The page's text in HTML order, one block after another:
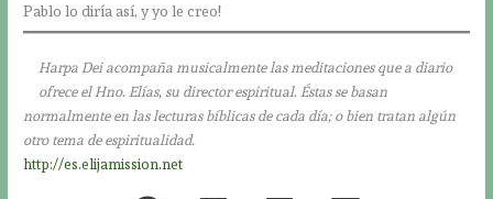
Pablo lo diría así, y yo le creo!
Harpa Dei acompaña musicalmente las meditaciones que a diario
ofrece el Hno. Elías, su director espiritual. Éstas se basan
normalmente en las lecturas bíblicas de cada día; o bien tratan algún
otro tema de espiritualidad.
http://es.elijamission.net